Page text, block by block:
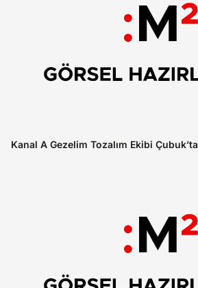
Kanal A Gezelim Tozalım Ekibi Çubuk’ta